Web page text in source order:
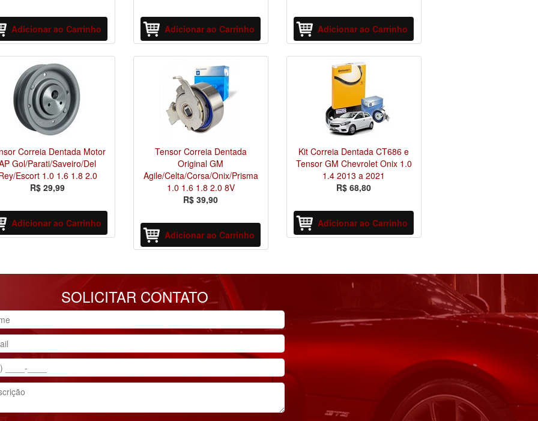
Adicionar ao Carrinho Adicionar ao Carrinho Adicionar ao Carrinho
Correia Dentada Motor
Gol/Parati/Saveiro/Del
Escort 1.0 1.6 1.8 2.0
R$ 29,99
Adicionar ao Carrinho
Tensor Correia Dentada
Original GM
Agile/Celta/Corsa/Onix/Prisma
1.0 1.6 1.8 2.0 8V
R$ 39,90
Adicionar ao Carrinho
Kit Correia Dentada CT686 e
Tensor GM Chevrolet Onix 1.0
1.4 2013 a 2021
R$ 68,80
Adicionar ao Carrinho
SOLICITAR CONTATO